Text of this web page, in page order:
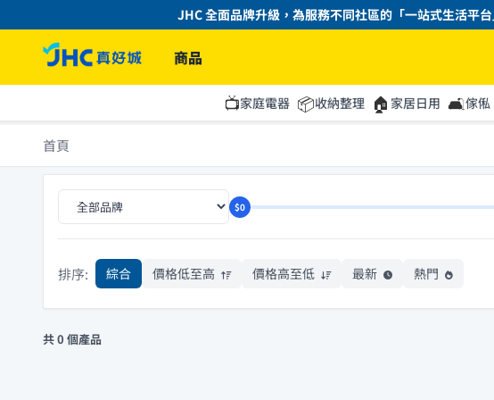
JHC 全面品牌升級，為服務不同社區的「一站式生活平台」
商品
📺家庭電器 📦收納整理 🏠 家居日用 🛋️傢俬
首頁
$0
排序: 綜合 價格低至高 價格高至低 最新 熱門
共 0 個產品